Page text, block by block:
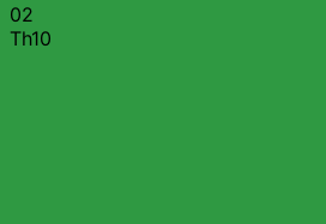
02
Th10